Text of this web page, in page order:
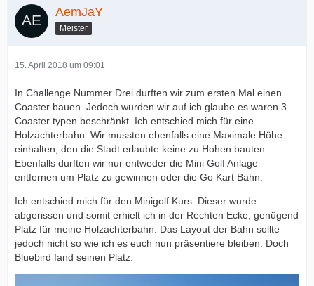
AemJaY
Meister
15. April 2018 um 09:01
In Challenge Nummer Drei durften wir zum ersten Mal einen
Coaster bauen. Jedoch wurden wir auf ich glaube es waren 3
Coaster typen beschränkt. Ich entschied mich für eine
Holzachterbahn. Wir mussten ebenfalls eine Maximale Höhe
einhalten, den die Stadt erlaubte keine zu Hohen bauten.
Ebenfalls durften wir nur entweder die Mini Golf Anlage
entfernen um Platz zu gewinnen oder die Go Kart Bahn.
Ich entschied mich für den Minigolf Kurs. Dieser wurde
abgerissen und somit erhielt ich in der Rechten Ecke, genügend
Platz für meine Holzachterbahn. Das Layout der Bahn sollte
jedoch nicht so wie ich es euch nun präsentiere bleiben. Doch
Bluebird fand seinen Platz: